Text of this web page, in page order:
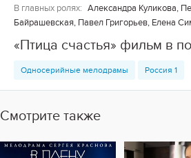
В главных ролях: Александра Куликова,
Байрашевская, Павел Григорьев, Елена
«Птица счастья» фильм в
Односерийные мелодрамы Россия 1
Смотрите также